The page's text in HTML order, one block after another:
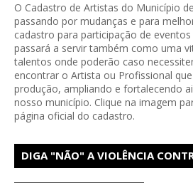
O Cadastro de Artistas do Município
passando por mudanças e para
cadastro para participação de
passará a servir também como uma
talentos onde poderão caso
encontrar o Artista ou Profissional
produção, ampliando e fortalecendo
nosso município. Clique na imagem
página oficial do cadastro.
DIGA "NÃO" A VIOLÊNCIA